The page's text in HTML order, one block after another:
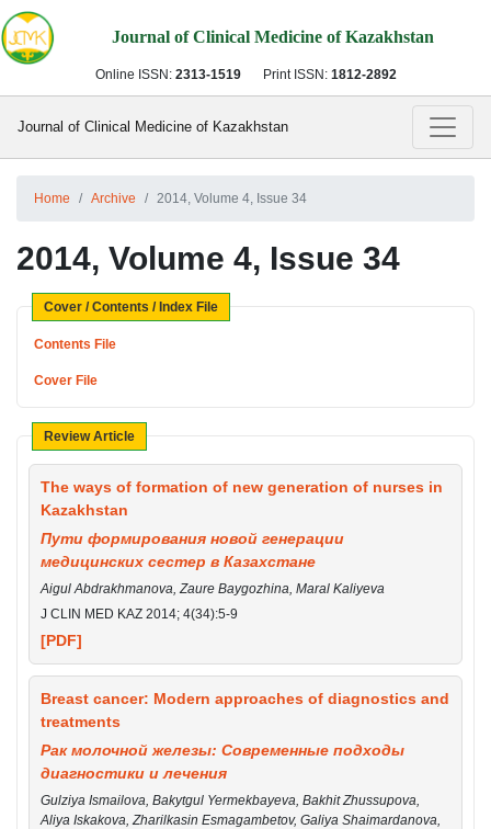
Journal of Clinical Medicine of Kazakhstan
Online ISSN: 2313-1519 Print ISSN: 1812-2892
Journal of Clinical Medicine of Kazakhstan
Home Archive 2014, Volume 4, Issue 34
2014, Volume 4, Issue 34
Cover / Contents / Index File
Contents File
Cover File
Review Article
The ways of formation of new generation of nurses in
Kazakhstan
Пути формирования новой генерации
медицинских сестер в Казахстане
Aigul Abdrakhmanova, Zaure Baygozhina, Maral Kaliyeva
J CLIN MED KAZ 2014; 4(34):5-9
[PDF]
Breast cancer: Modern approaches of diagnostics and
treatments
Рак молочной железы: Современные подходы
диагностики и лечения
Gulziya Ismailova, Bakytgul Yermekbayeva, Bakhit Zhussupova,
Aliya Iskakova, Zharilkasin Esmagambetov, Galiya Shaimardanova,